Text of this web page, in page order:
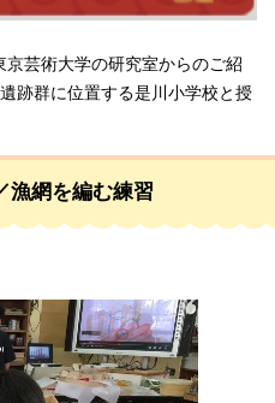
芸術大学の研究室からのご紹
跡群に位置する是川小学校と授
漁網を編む練習